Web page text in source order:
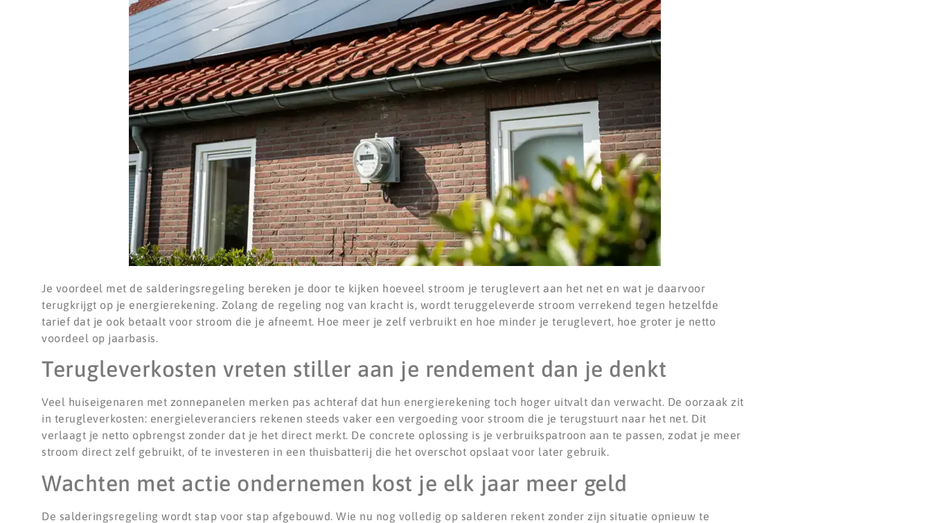
Je voordeel met de salderingsregeling bereken je door te kijken hoeveel stroom je teruglevert aan het net en wat je daarvoor
terugkrijgt op je energierekening. Zolang de regeling nog van kracht is, wordt teruggeleverde stroom verrekend tegen hetzelfde
tarief dat je ook betaalt voor stroom die je afneemt. Hoe meer je zelf verbruikt en hoe minder je teruglevert, hoe groter je netto
voordeel op jaarbasis.
Terugleverkosten vreten stiller aan je rendement dan je denkt
Veel huiseigenaren met zonnepanelen merken pas achteraf dat hun energierekening toch hoger uitvalt dan verwacht. De oorzaak zit
in terugleverkosten: energieleveranciers rekenen steeds vaker een vergoeding voor stroom die je terugstuurt naar het net. Dit
verlaagt je netto opbrengst zonder dat je het direct merkt. De concrete oplossing is je verbruikspatroon aan te passen, zodat je meer
stroom direct zelf gebruikt, of te investeren in een thuisbatterij die het overschot opslaat voor later gebruik.
Wachten met actie ondernemen kost je elk jaar meer geld
De salderingsregeling wordt stap voor stap afgebouwd. Wie nu nog volledig op salderen rekent zonder zijn situatie opnieuw te